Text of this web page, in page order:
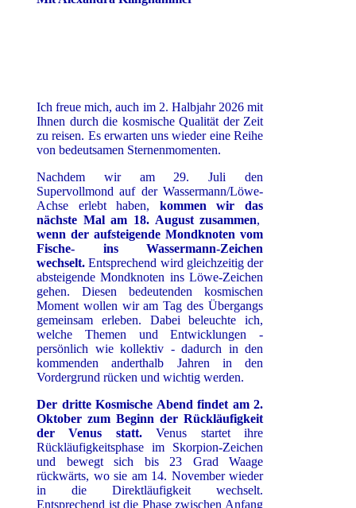
Ich freue mich, auch im 2. Halbjahr 2026 mit
Ihnen durch die kosmische Qualität der Zeit
zu reisen. Es erwarten uns wieder eine Reihe
von bedeutsamen Sternenmomenten.
Nachdem wir am 29. Juli den
Supervollmond auf der Wassermann/Löwe-
Achse erlebt haben, kommen wir das
nächste Mal am 18. August zusammen,
wenn der aufsteigende Mondknoten vom
Fische- ins Wassermann-Zeichen
wechselt.Entsprechend wird gleichzeitig der
absteigende Mondknoten ins Löwe-Zeichen
gehen. Diesen bedeutenden kosmischen
Moment wollen wir am Tag des Übergangs
gemeinsam erleben. Dabei beleuchte ich,
welche Themen und Entwicklungen -
persönlich wie kollektiv - dadurch in den
kommenden anderthalb Jahren in den
Vordergrund rücken und wichtig werden.
Der dritte Kosmische Abend findet am 2.
Oktober zum Beginn der Rückläufigkeit
der Venus statt.Venus startet ihre
Rückläufigkeitsphase im Skorpion-Zeichen
und bewegt sich bis 23 Grad Waage
rückwärts, wo sie am 14. November wieder
in die Direktläufigkeit wechselt.
Entsprechend ist die Phase zwischen Anfang